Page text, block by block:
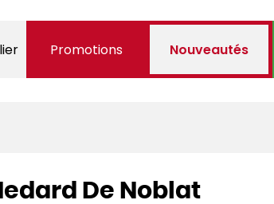
Promotions Nouveautés
De Noblat